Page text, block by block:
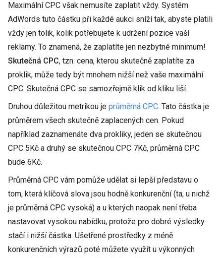
Maximální CPC však nemusíte zaplatit vždy. Systém
AdWords tuto částku při každé aukci sníží tak, abyste platili
vždy jen tolik, kolik potřebujete k udržení pozice vaší
reklamy. To znamená, že zaplatíte jen nezbytné minimum!
Skutečná CPC, tzn. cena, kterou skutečně zaplatíte za
proklik, může tedy být mnohem nižší než vaše maximální
CPC. Skutečná CPC se samozřejmě klik od kliku liší.
Druhou důležitou metrikou je průměrná CPC. Tato částka je
průměrem všech skutečně zaplacených cen. Pokud
například zaznamenáte dva prokliky, jeden se skutečnou
CPC 5Kč a druhý se skutečnou CPC 7Kč, průměrná CPC
bude 6Kč.
Průměrná CPC vám pomůže udělat si lepší představu o
tom, která klíčová slova jsou hodně konkurenční (ta, u nichž
je průměrná CPC vysoká) a u kterých naopak není třeba
nastavovat vysokou nabídku, protože pro dobré výsledky
stačí i nižší částka. Ušetřené prostředky z méně
konkurenčních výrazů poté můžete využít u výkonných